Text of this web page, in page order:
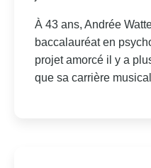
À 43 ans, Andrée
baccalauréat en
projet amorcé il y a
que sa carrière